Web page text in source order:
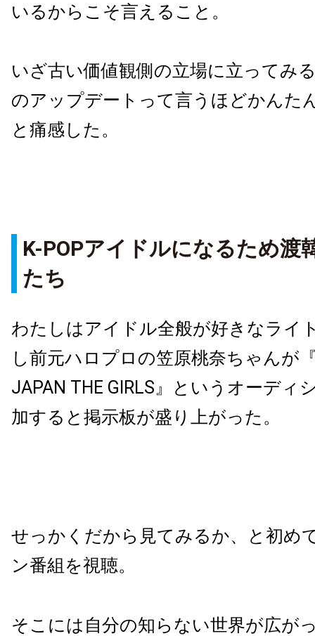
いるからこそ言えること。
いざ古い価値観側の立場に立ってみ
のアップデートって言うほどかんた
と痛感した。
K-POPアイドルになるため渡
たち
わたしはアイドル全般が好きなライ
し前元ハロプロの笠原桃奈ちゃんが
JAPAN THE GIRLS』というオーディ
加すると掲示板が盛り上がった。
せっかくだから見てみるか、と初め
ン番組を視聴。
そこには自分の知らない世界が広が